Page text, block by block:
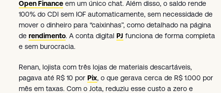
Open Finance em um único chat. Além disso, o saldo rende
100% do CDI sem IOF automaticamente, sem necessidade de
mover o dinheiro para “caixinhas”, como detalhado na página
de rendimento. A conta digital PJ funciona de forma completa
e sem burocracia.
Renan, lojista com três lojas de materiais descartáveis,
pagava até R$ 10 por Pix, o que gerava cerca de R$ 1.000 por
mês em taxas. Com o Jota, reduziu esse custo a zero e